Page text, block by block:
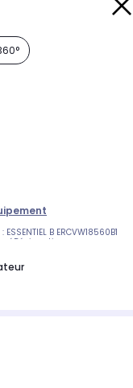
B ERCVW18560B1